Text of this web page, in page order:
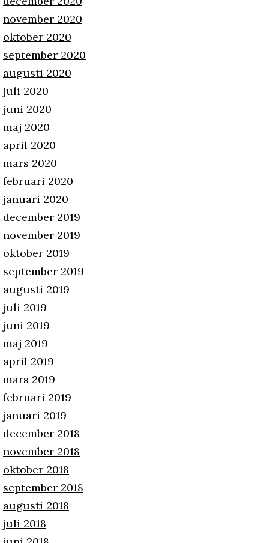
november 2020
oktober 2020
september 2020
augusti 2020
juli 2020
juni 2020
maj 2020
april 2020
mars 2020
februari 2020
januari 2020
december 2019
november 2019
oktober 2019
september 2019
augusti 2019
juli 2019
juni 2019
maj 2019
april 2019
mars 2019
februari 2019
januari 2019
december 2018
november 2018
oktober 2018
september 2018
augusti 2018
juli 2018